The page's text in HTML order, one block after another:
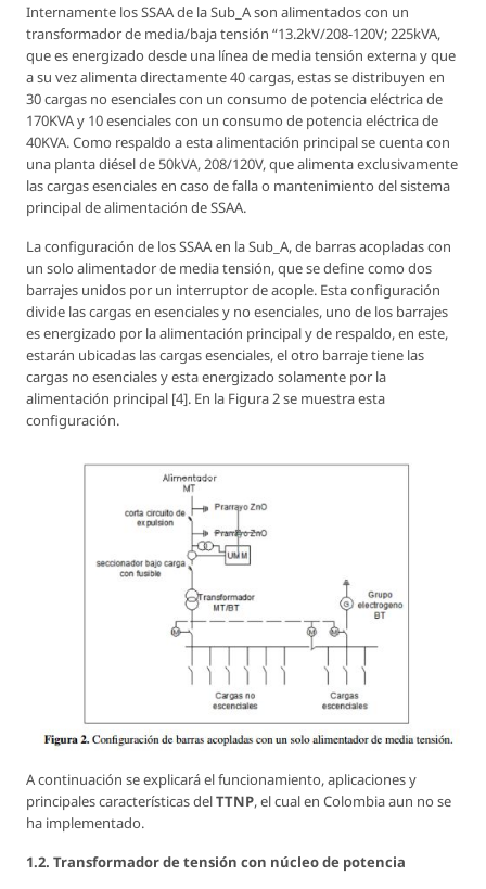
Internamente los SSAA de la Sub_A son alimentados con un
transformador de media/baja tensión “13.2kV/208-120V; 225kVA,
que es energizado desde una línea de media tensión externa y que
a su vez alimenta directamente 40 cargas, estas se distribuyen en
30 cargas no esenciales con un consumo de potencia eléctrica de
170KVA y 10 esenciales con un consumo de potencia eléctrica de
40KVA. Como respaldo a esta alimentación principal se cuenta con
una planta diésel de 50kVA, 208/120V, que alimenta exclusivamente
las cargas esenciales en caso de falla o mantenimiento del sistema
principal de alimentación de SSAA.
La configuración de los SSAA en la Sub_A, de barras acopladas con
un solo alimentador de media tensión, que se define como dos
barrajes unidos por un interruptor de acople. Esta configuración
divide las cargas en esenciales y no esenciales, uno de los barrajes
es energizado por la alimentación principal y de respaldo, en este,
estarán ubicadas las cargas esenciales, el otro barraje tiene las
cargas no esenciales y esta energizado solamente por la
alimentación principal [4]. En la Figura 2 se muestra esta
configuración.
A continuación se explicará el funcionamiento, aplicaciones y
principales características delTTNP, el cual en Colombia aun no se
ha implementado.
1.2. Transformador de tensión con núcleo de potencia